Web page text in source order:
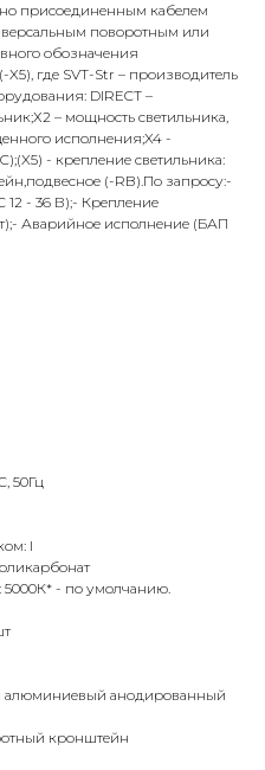
присоединенным кабелем
поворотным или
обозначения
где SVT-Str – производитель
DIRECT –
– мощность светильника,
исполнения;X4 -
- крепление светильника:
(-RB).По запросу:-
12 - 36 В);- Крепление
Аварийное исполнение (БАП
50Гц
I
5000К* - по умолчанию.
алюминиевый анодированный
кронштейн